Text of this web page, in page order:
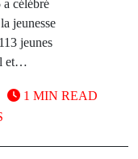
célébré
jeunesse
jeunes
et…
1 MIN READ